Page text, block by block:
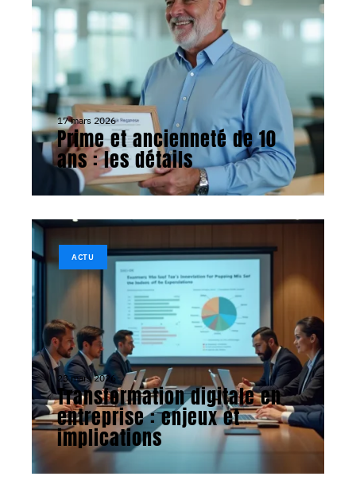
17 mars 2026
Prime et ancienneté de 10
ans : les détails
ACTU
23 mars 2026
Transformation digitale en
entreprise : enjeux et
implications